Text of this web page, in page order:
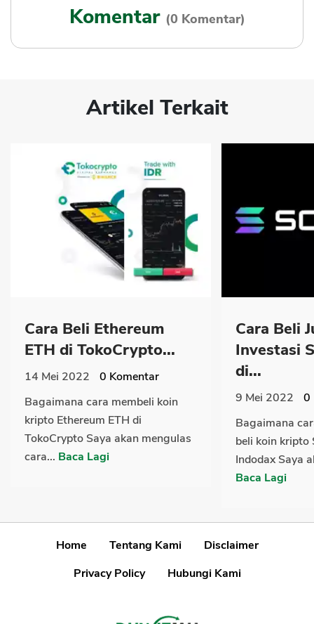
Komentar (0 Komentar)
Artikel Terkait
Cara Beli Ethereum
ETH di TokoCrypto...
14 Mei 2022 0 Komentar
Bagaimana cara membeli koin
kripto Ethereum ETH di
TokoCrypto Saya akan mengulas
cara... Baca Lagi
Cara Beli
Investasi
di...
9 Mei 2022 0
Bagaimana
beli koin kripto
Indodax Saya
Baca Lagi
Home Tentang Kami
Disclaimer
Privacy Policy
Hubungi Kami